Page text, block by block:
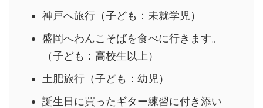
神戸へ旅行（子ども：未就学児）
盛岡へわんこそばを食べに行きます。
（子ども：高校生以上）
土肥旅行（子ども：幼児）
誕生日に買ったギター練習に付き添い